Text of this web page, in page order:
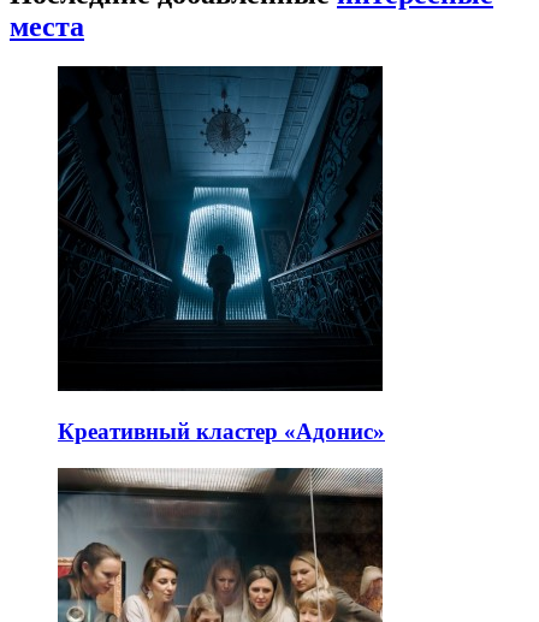
места
Креативный кластер «Адонис»